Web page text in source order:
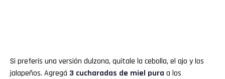
Si preferís una versión dulzona, quitale la cebolla, el ajo y los
jalapeños. Agregá 3 cucharadas de miel pura a los